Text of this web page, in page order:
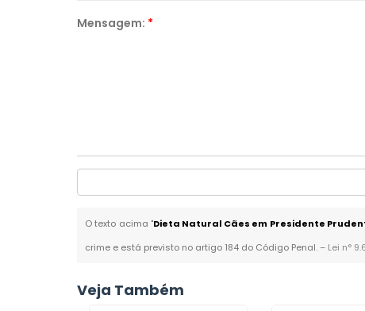
Mensagem: *
O texto acima "Dieta Natural Cães em Presidente
crime e está previsto no artigo 184 do Código Penal. – Lei n°
Veja Também